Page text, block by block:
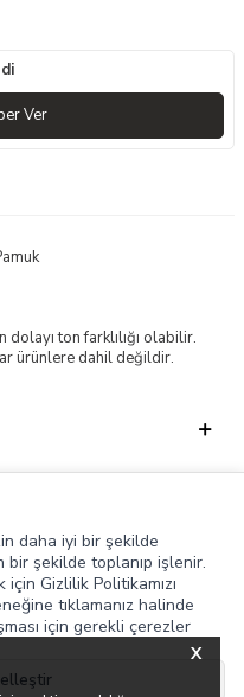
X
Ver
ton farklılığı olabilir.
ürünlere dahil değildir.
daha iyi bir şekilde
bir şekilde toplanıp işlenir.
için Gizlilik Politikamızı
tıklamanız halinde
için gerekli çerezler